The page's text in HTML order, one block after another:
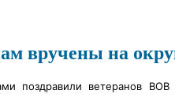
вручены на
поздравили ветеранов